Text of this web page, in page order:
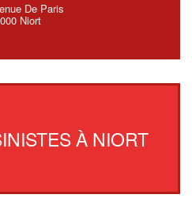
De Paris
Niort
À NIORT